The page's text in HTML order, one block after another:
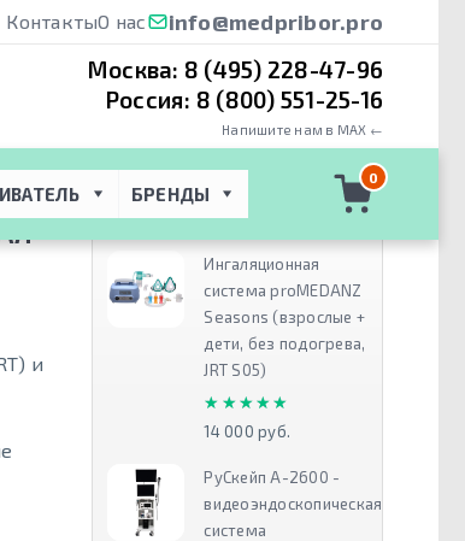
КонтактыО нас info@medpribor.pro
Москва: 8 (495) 228-47-96
Россия: 8 (800) 551-25-16
Напишите нам в MAX ←
БРЕНДЫ
0
и
Рекомендуем
Ингаляционная
система proMEDANZ
Seasons (взрослые +
дети, без подогрева,
JRT S05)
★★★★★
★★★★★
14 000 руб.
РуСкейп А-2600 -
видеоэндоскопическая
система